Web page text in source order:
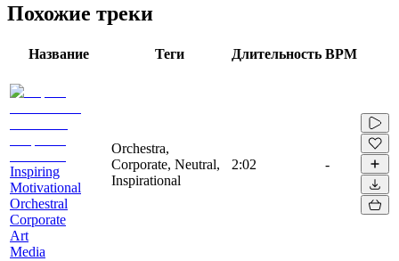
Похожие треки
Название Теги Длительность BPM
Inspiring
Motivational
Orchestral
Corporate
Art
Media
Orchestra,
Corporate, Neutral,
Inspirational
2:02 -